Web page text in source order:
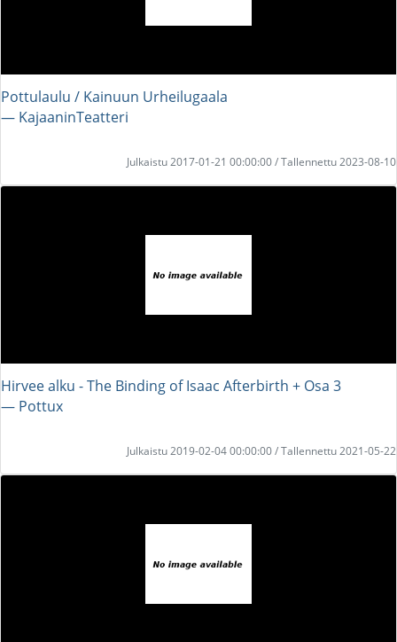
Pottulaulu / Kainuun Urheilugaala
― KajaaninTeatteri
Julkaistu 2017-01-21 00:00:00 / Tallennettu 2023-08-10
Hirvee alku - The Binding of Isaac Afterbirth + Osa 3
― Pottux
Julkaistu 2019-02-04 00:00:00 / Tallennettu 2021-05-22